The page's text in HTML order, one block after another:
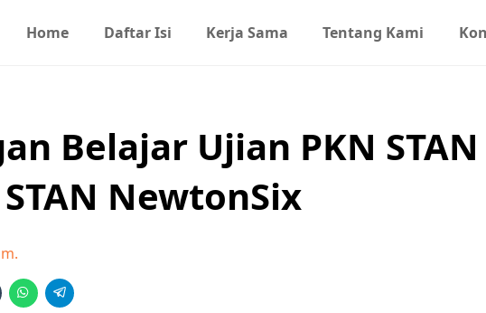
Home Daftar Isi Kerja Sama Tentang Kami
Belajar Ujian PKN STAN
NewtonSix